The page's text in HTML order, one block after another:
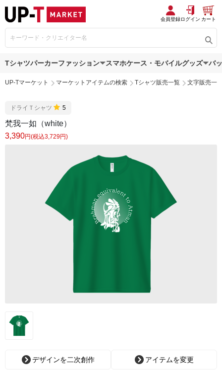
会員登録ログイン カート
Tシャツパーカーファッション スマホケース・モバイルグッズ バ
UP-Tマーケット マーケットアイテムの検索 Tシャツ販売一覧 文字販売一
ドライＴシャツ 5
梵我一如（white）
3,390円(税込3,729円)
デザインを二次創作 アイテムを変更